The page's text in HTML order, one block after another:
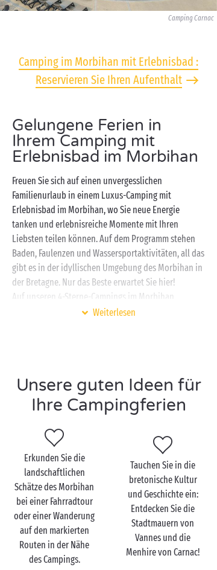
Camping Carnac
Camping im Morbihan mit Erlebnisbad :
Reservieren Sie Ihren Aufenthalt
Gelungene Ferien in
Ihrem Camping mit
Erlebnisbad im Morbihan
Freuen Sie sich auf einen unvergesslichen
Familienurlaub in einem Luxus-Camping mit
Erlebnisbad im Morbihan, wo Sie neue Energie
tanken und erlebnisreiche Momente mit Ihren
Liebsten teilen können. Auf dem Programm stehen
Baden, Faulenzen und Wassersportaktivitäten, all das
gibt es in der idyllischen Umgebung des Morbihan in
der Bretagne. Nur das Beste erwartet Sie hier!
Auf unseren 4-Sterne-Campings im Morbihan
mangelt es nicht an Familienaktivitäten, die allen
nur die Sonne genießen.
Sie möchten sich lieber
sportlich betätigen
Sie einen Blick auf das Programm Ihres Campings und
probieren Sie zum Beispiel einen
Wassergymnastikkurs aus, wo Fitness und Spaß
kombiniert werden.
Sind Sie auf der Suche nach einem Adrenalinkick?
Stürzen Sie sich ins Abenteuer und sausen Sie unsere
Wasserrutschen hinunter. Lassen Sie sich bei einer
rasanten Rutschpartie von der Geschwindigkeit
berauschen!
Ihre kleinsten Sprösslinge können sich derweil im
Planschbecken und bei den Wasserspielen völlig
Weiterlesen
Unsere guten Ideen für
Ihre Campingferien
Erkunden Sie die
landschaftlichen
Schätze des Morbihan
bei einer Fahrradtour
oder einer Wanderung
auf den markierten
Routen in der Nähe
des Campings.
Tauchen Sie in die
bretonische Kultur
und Geschichte ein:
Entdecken Sie die
Stadtmauern von
Vannes und die
Menhire von Carnac!